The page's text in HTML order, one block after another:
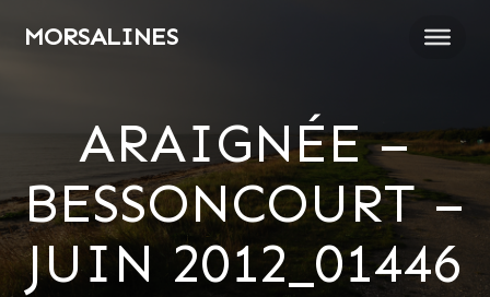
MORSALINES
ARAIGNÉE –
BESSONCOURT –
JUIN 2012_01446